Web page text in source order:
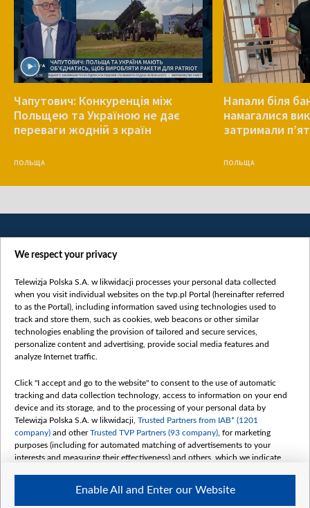
Чапутович: Конкуренція між
Польщею та Україною не дає
переваги жодній з країн
ПОЛЬЩА
Напали біля
намагалися
затримали
ПОЛЬЩА
Категорії
Новини
Докладно
Погляд
Цікаво
Slawa.tv
Про нас
Контакти
Правила використання матеріалів
We respect your privacy
Telewizja Polska S.A. w likwidacji processes your personal data collected
when you visit individual websites on the tvp.pl Portal (hereinafter referred
to as the Portal), including information saved using technologies used to
track and store them, such as cookies, web beacons or other similar
technologies enabling the provision of tailored and secure services,
personalize content and advertising, provide social media features and
analyze Internet traffic.
Click "I accept and go to the website" to consent to the use of automatic
tracking and data collection technology, access to information on your end
device and its storage, and to the processing of your personal data by
Telewizja Polska S.A. w likwidacji, Trusted Partners from IAB* (1201
company) and otherTrusted TVP Partners (93 company) , for marketing
purposes (including for automated matching of advertisements to your
interests and measuring their effectiveness) and others, which we indicate
The purposes of processing your data by TVP S.A. w likwidacji are as
follows:
Enable All and Enter our Website